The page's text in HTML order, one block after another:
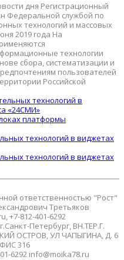
дня Регистрационный
Федеральной службой по
технологий и массовых
2019 года На
технологии
сбора, систематизации и
пользователей
Российской
технологий в
«24СМИ»
платформы
технологий в виджетах
технологий в виджетах
ответственностью "Рост"
Третьяков
+7-812-401-6292
Петербург, ВН.ТЕР.Г.
ОСТРОВ, УЛ ЧАПЫГИНА, Д. 6
316
6292 info@moika78.ru